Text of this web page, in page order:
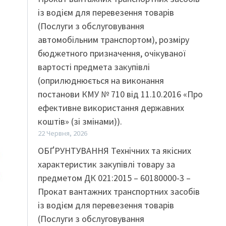
із водієм для перевезення товарів
(Послуги з обслуговування
автомобільним транспортом), розміру
бюджетного призначення, очікуваної
вартості предмета закупівлі
(оприлюднюється на виконання
постанови КМУ № 710 від 11.10.2016 «Про
ефективне використання державних
коштів» (зі змінами)).
22 Червня, 2026
ОБҐРУНТУВАННЯ Технічних та якісних
характеристик закупівлі товару за
предметом ДК 021:2015 – 60180000-3 –
Прокат вантажних транспортних засобів
із водієм для перевезення товарів
(Послуги з обслуговування